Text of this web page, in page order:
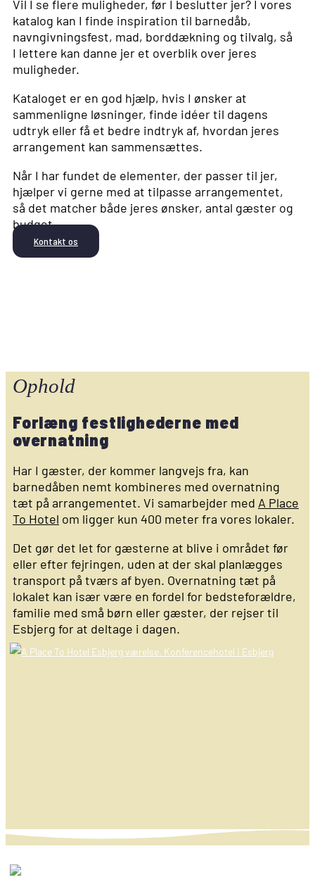
Vil I se flere muligheder, før I beslutter jer? I vores
katalog kan I finde inspiration til barnedåb,
navngivningsfest, mad, borddækning og tilvalg, så
I lettere kan danne jer et overblik over jeres
muligheder.
Kataloget er en god hjælp, hvis I ønsker at
sammenligne løsninger, finde idéer til dagens
udtryk eller få et bedre indtryk af, hvordan jeres
arrangement kan sammensættes.
Når I har fundet de elementer, der passer til jer,
hjælper vi gerne med at tilpasse arrangementet,
så det matcher både jeres ønsker, antal gæster og
budget.
Kontakt os
Ophold
Forlæng festlighederne med
overnatning
Har I gæster, der kommer langvejs fra, kan
barnedåben nemt kombineres med overnatning
tæt på arrangementet. Vi samarbejder med A Place
To Hotel om ligger kun 400 meter fra vores lokaler.
Det gør det let for gæsterne at blive i området før
eller efter fejringen, uden at der skal planlægges
transport på tværs af byen. Overnatning tæt på
lokalet kan især være en fordel for bedsteforældre,
familie med små børn eller gæster, der rejser til
Esbjerg for at deltage i dagen.